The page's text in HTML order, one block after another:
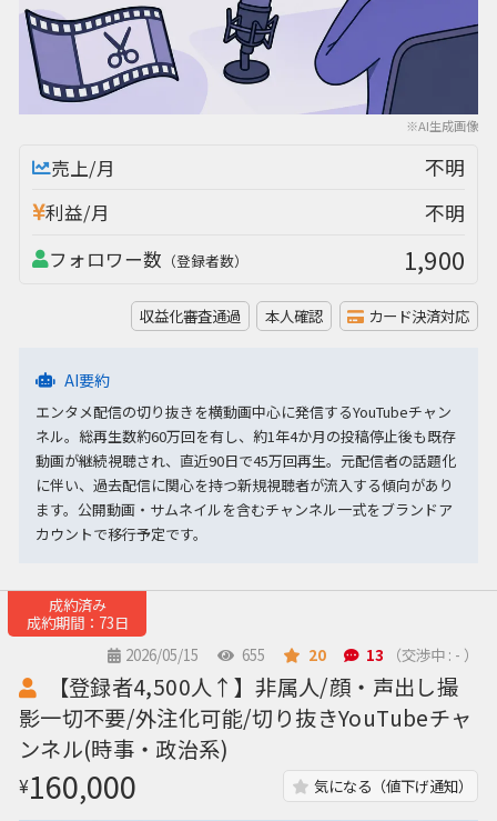
※AI生成画像
売上/月 不明
利益/月 不明
フォロワー数 （登録者数） 1,900
収益化審査通過 本人確認 カード決済対応
AI要約
エンタメ配信の切り抜きを横動画中心に発信するYouTubeチャン
ネル。総再生数約60万回を有し、約1年4か月の投稿停止後も既存
動画が継続視聴され、直近90日で45万回再生。元配信者の話題化
に伴い、過去配信に関心を持つ新規視聴者が流入する傾向があり
ます。公開動画・サムネイルを含むチャンネル一式をブランドア
カウントで移行予定です。
成約済み
成約期間：73日
2026/05/15
655 20 13 （交渉中 : - ）
【登録者4,500人↑】非属人/顔・声出し撮
影一切不要/外注化可能/切り抜きYouTubeチャ
ンネル(時事・政治系)
¥160,000 気になる（値下げ通知）